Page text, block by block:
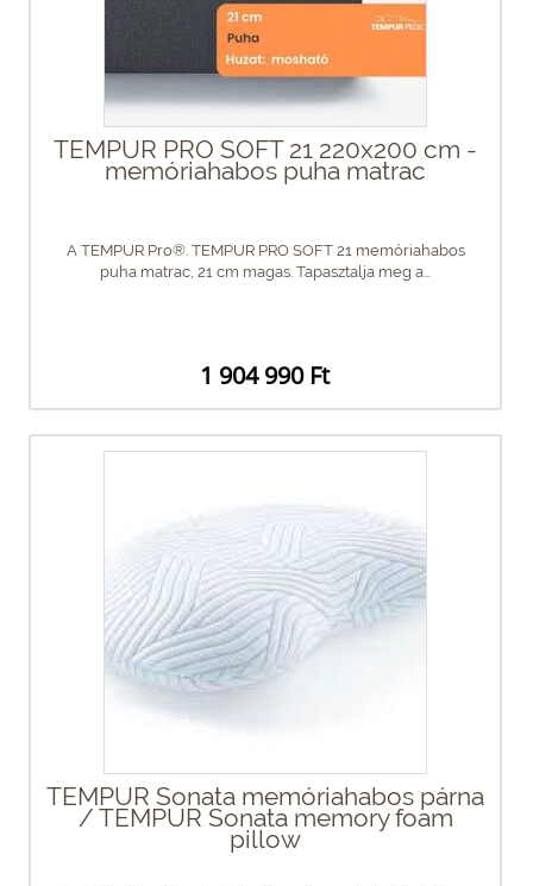
TEMPUR PRO SOFT 21 220x200 cm -
memóriahabos puha matrac
A TEMPUR Pro®. TEMPUR PRO SOFT 21 memóriahabos
puha matrac, 21 cm magas. Tapasztalja meg a...
1 904 990 Ft
TEMPUR Sonata memóriahabos párna
/ TEMPUR Sonata memory foam
pillow